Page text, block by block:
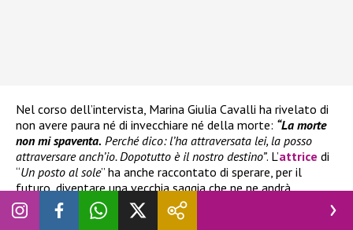
Nel corso dell’intervista, Marina Giulia Cavalli ha rivelato di
non avere paura né di invecchiare né della morte: “La morte
non mi spaventa. Perché dico: l’ha attraversata lei, la posso
attraversare anch’io. Dopotutto è il nostro destino”. L’attrice di
“Un posto al sole” ha anche raccontato di sperare, per il
futuro, diventare una vecchia saggia che ne ne andrà
elargendo pensieri altissimi.